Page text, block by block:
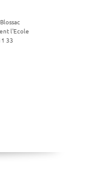
l'Ecole
33